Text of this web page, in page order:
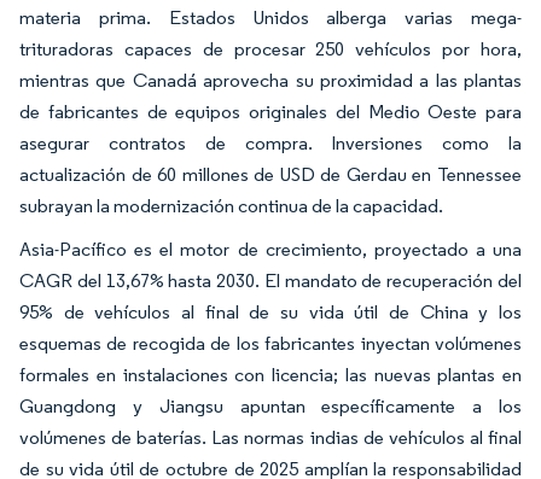
materia prima. Estados Unidos alberga varias mega-
trituradoras capaces de procesar 250 vehículos por hora,
mientras que Canadá aprovecha su proximidad a las plantas
de fabricantes de equipos originales del Medio Oeste para
asegurar contratos de compra. Inversiones como la
actualización de 60 millones de USD de Gerdau en Tennessee
subrayan la modernización continua de la capacidad.
Asia-Pacífico es el motor de crecimiento, proyectado a una
CAGR del 13,67% hasta 2030. El mandato de recuperación del
95% de vehículos al final de su vida útil de China y los
esquemas de recogida de los fabricantes inyectan volúmenes
formales en instalaciones con licencia; las nuevas plantas en
Guangdong y Jiangsu apuntan específicamente a los
volúmenes de baterías. Las normas indias de vehículos al final
de su vida útil de octubre de 2025 amplían la responsabilidad